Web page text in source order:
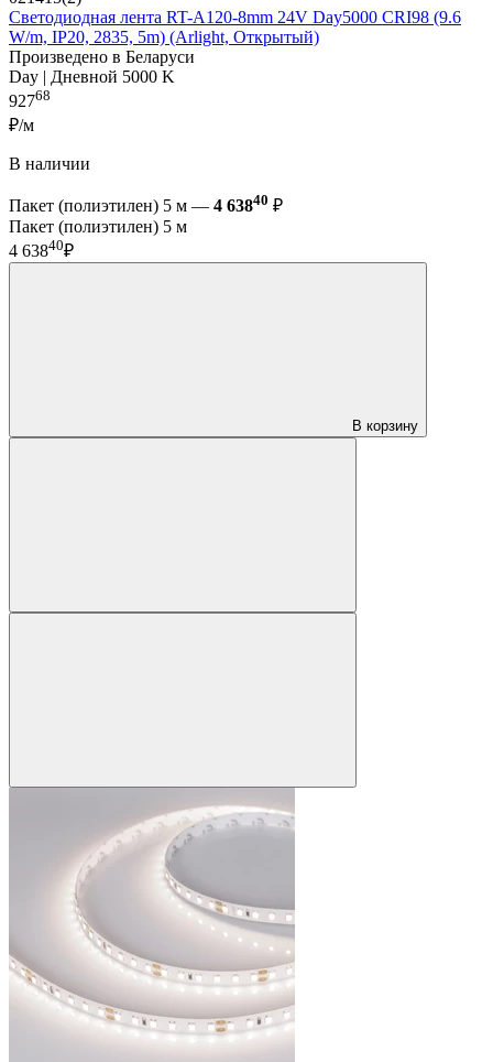
Светодиодная лента RT-A120-8mm 24V Day5000 CRI98 (9.6
W/m, IP20, 2835, 5m) (Arlight, Открытый)
Произведено в Беларуси
Day | Дневной 5000 K
92768
₽/м
В наличии
Пакет (полиэтилен) 5 м — 4 63840 ₽
Пакет (полиэтилен) 5 м
4 63840₽
В корзину